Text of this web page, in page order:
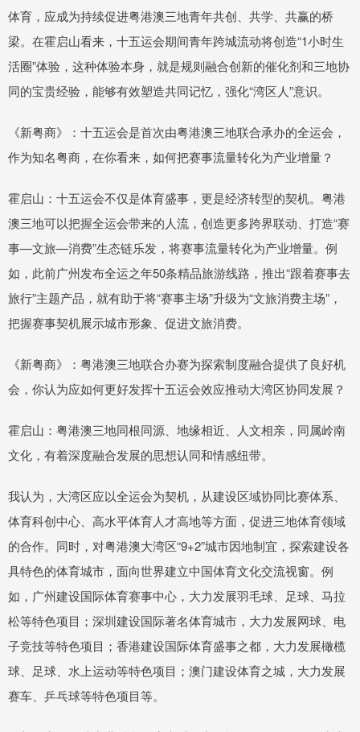
体育，应成为持续促进粤港澳三地青年共创、共学、共赢的桥
梁。在霍启山看来，十五运会期间青年跨城流动将创造“1小时生
活圈”体验，这种体验本身，就是规则融合创新的催化剂和三地协
同的宝贵经验，能够有效塑造共同记忆，强化“湾区人”意识。
《新粤商》：十五运会是首次由粤港澳三地联合承办的全运会，
作为知名粤商，在你看来，如何把赛事流量转化为产业增量？
霍启山：十五运会不仅是体育盛事，更是经济转型的契机。粤港
澳三地可以把握全运会带来的人流，创造更多跨界联动、打造“赛
事—文旅—消费”生态链乐发，将赛事流量转化为产业增量。例
如，此前广州发布全运之年50条精品旅游线路，推出“跟着赛事去
旅行”主题产品，就有助于将“赛事主场”升级为“文旅消费主场”，
把握赛事契机展示城市形象、促进文旅消费。
《新粤商》：粤港澳三地联合办赛为探索制度融合提供了良好机
会，你认为应如何更好发挥十五运会效应推动大湾区协同发展？
霍启山：粤港澳三地同根同源、地缘相近、人文相亲，同属岭南
文化，有着深度融合发展的思想认同和情感纽带。
我认为，大湾区应以全运会为契机，从建设区域协同比赛体系、
体育科创中心、高水平体育人才高地等方面，促进三地体育领域
的合作。同时，对粤港澳大湾区“9+2”城市因地制宜，探索建设各
具特色的体育城市，面向世界建立中国体育文化交流视窗。例
如，广州建设国际体育赛事中心，大力发展羽毛球、足球、马拉
松等特色项目；深圳建设国际著名体育城市，大力发展网球、电
子竞技等特色项目；香港建设国际体育盛事之都，大力发展橄榄
球、足球、水上运动等特色项目；澳门建设体育之城，大力发展
赛车、乒乓球等特色项目等。